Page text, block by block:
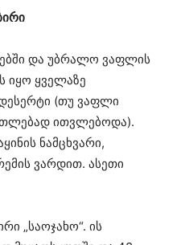
და უბრალო ვაფლის
იყო ყველაზე
(თუ ვაფლი
ითვლებოდა).
ნამცხვარი,
ვარდით. ასეთი
„საოჯახო“. ის